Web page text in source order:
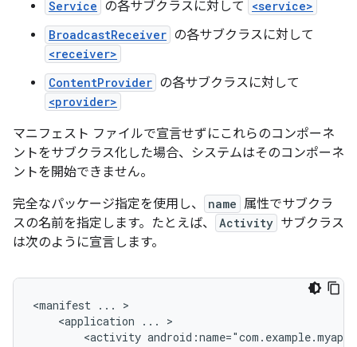
Service の各サブクラスに対して
<service>
BroadcastReceiver の各サブクラスに対して
<receiver>
ContentProvider の各サブクラスに対して
<provider>
マニフェスト ファイルで宣言せずにこれらのコンポーネ
ントをサブクラス化した場合、システムはそのコンポーネ
ントを開始できません。
完全なパッケージ指定を使用し、
name 属性でサブクラ
スの名前を指定します。たとえば、
Activity サブクラス
は次のように宣言します。
<manifest ...
<application
...
<activity